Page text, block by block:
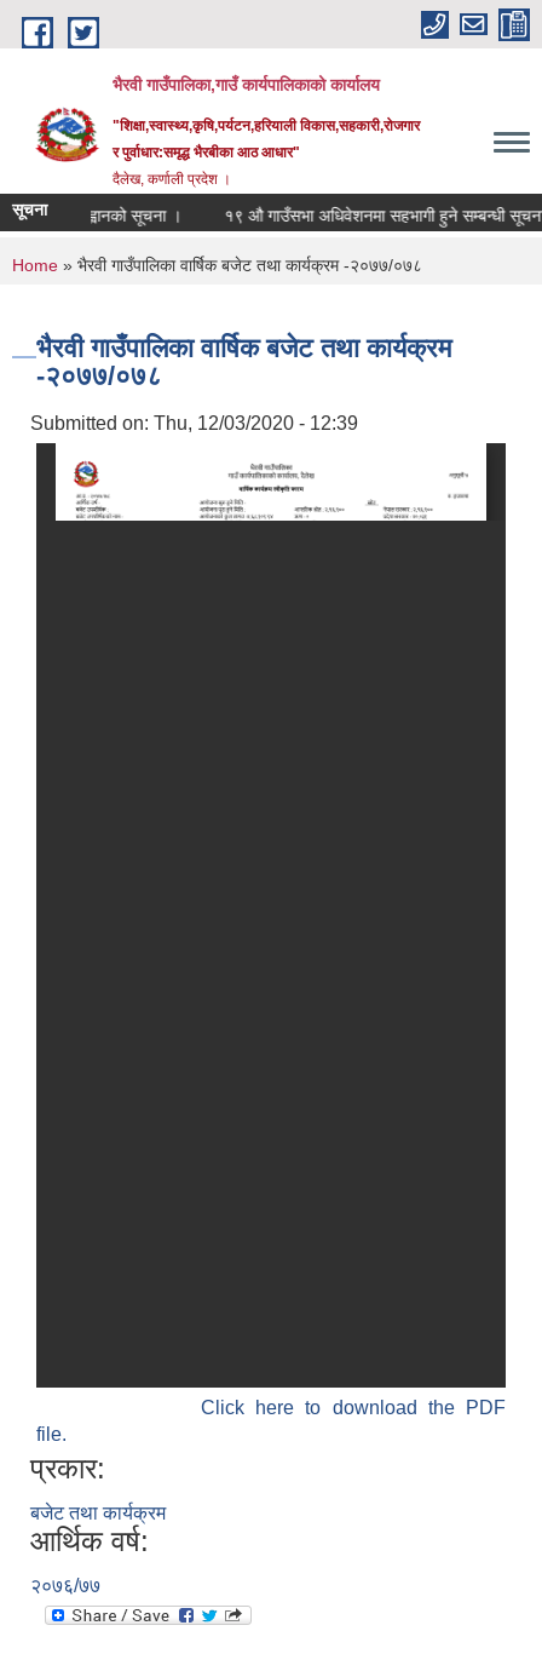
Skip to main content
भैरवी गाउँपालिका,गाउँ कार्यपालिकाको कार्यालय
"शिक्षा,स्वास्थ्य,कृषि,पर्यटन,हरियाली विकास,सहकारी,रोजगार
र पुर्वाधार:समृद्ध भैरबीका आठ आधार"
दैलेख, कर्णाली प्रदेश ।
सूचना आह्वानको सूचना । १९ औ गाउँसभा अधिवेशनमा सहभागी हुने सम्बन्धी सूचना ।
You are here
Home » भैरवी गाउँपालिका वार्षिक बजेट तथा कार्यक्रम -२०७७/०७८
भैरवी गाउँपालिका वार्षिक बजेट तथा कार्यक्रम
-२०७७/०७८
Submitted on: Thu, 12/03/2020 - 12:39
Click here to download the PDF
file.
प्रकार:
बजेट तथा कार्यक्रम
आर्थिक वर्ष:
२०७६/७७